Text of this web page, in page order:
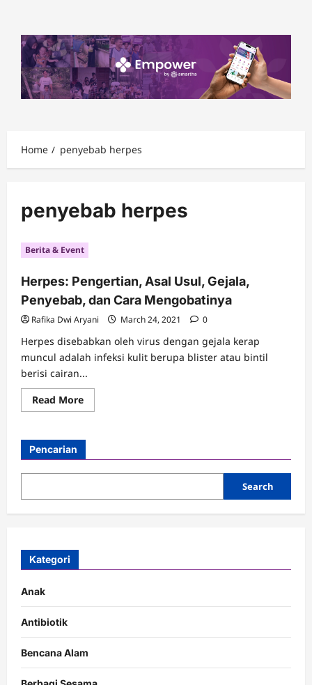
content
Home penyebab herpes
penyebab herpes
Berita & Event
Herpes: Pengertian, Asal Usul, Gejala,
Penyebab, dan Cara Mengobatinya
Rafika Dwi Aryani March 24, 2021 0
Herpes disebabkan oleh virus dengan gejala kerap
muncul adalah infeksi kulit berupa blister atau bintil
berisi cairan...
Read MoreRead
more
Pengertian,
Usul,
Penyebab,
Cara
Pencarian
Search
Kategori
Anak
Antibiotik
Bencana Alam